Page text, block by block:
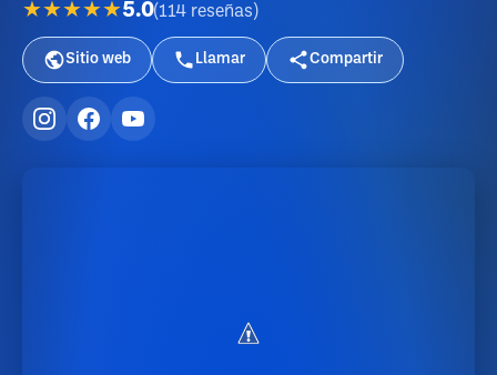
★★★★★5.0(114 reseñas )
Sitio web Llamar Compartir